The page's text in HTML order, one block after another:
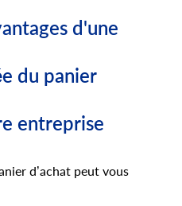
d'une
du panier
entreprise
d’achat peut vous